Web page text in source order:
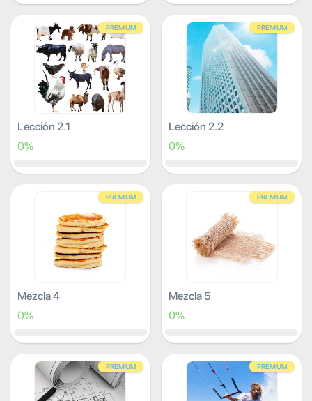
PREMIUM
Lección 2.1
0%
PREMIUM
Lección 2.2
0%
PREMIUM
Mezcla 4
0%
PREMIUM
Mezcla 5
0%
PREMIUM PREMIUM